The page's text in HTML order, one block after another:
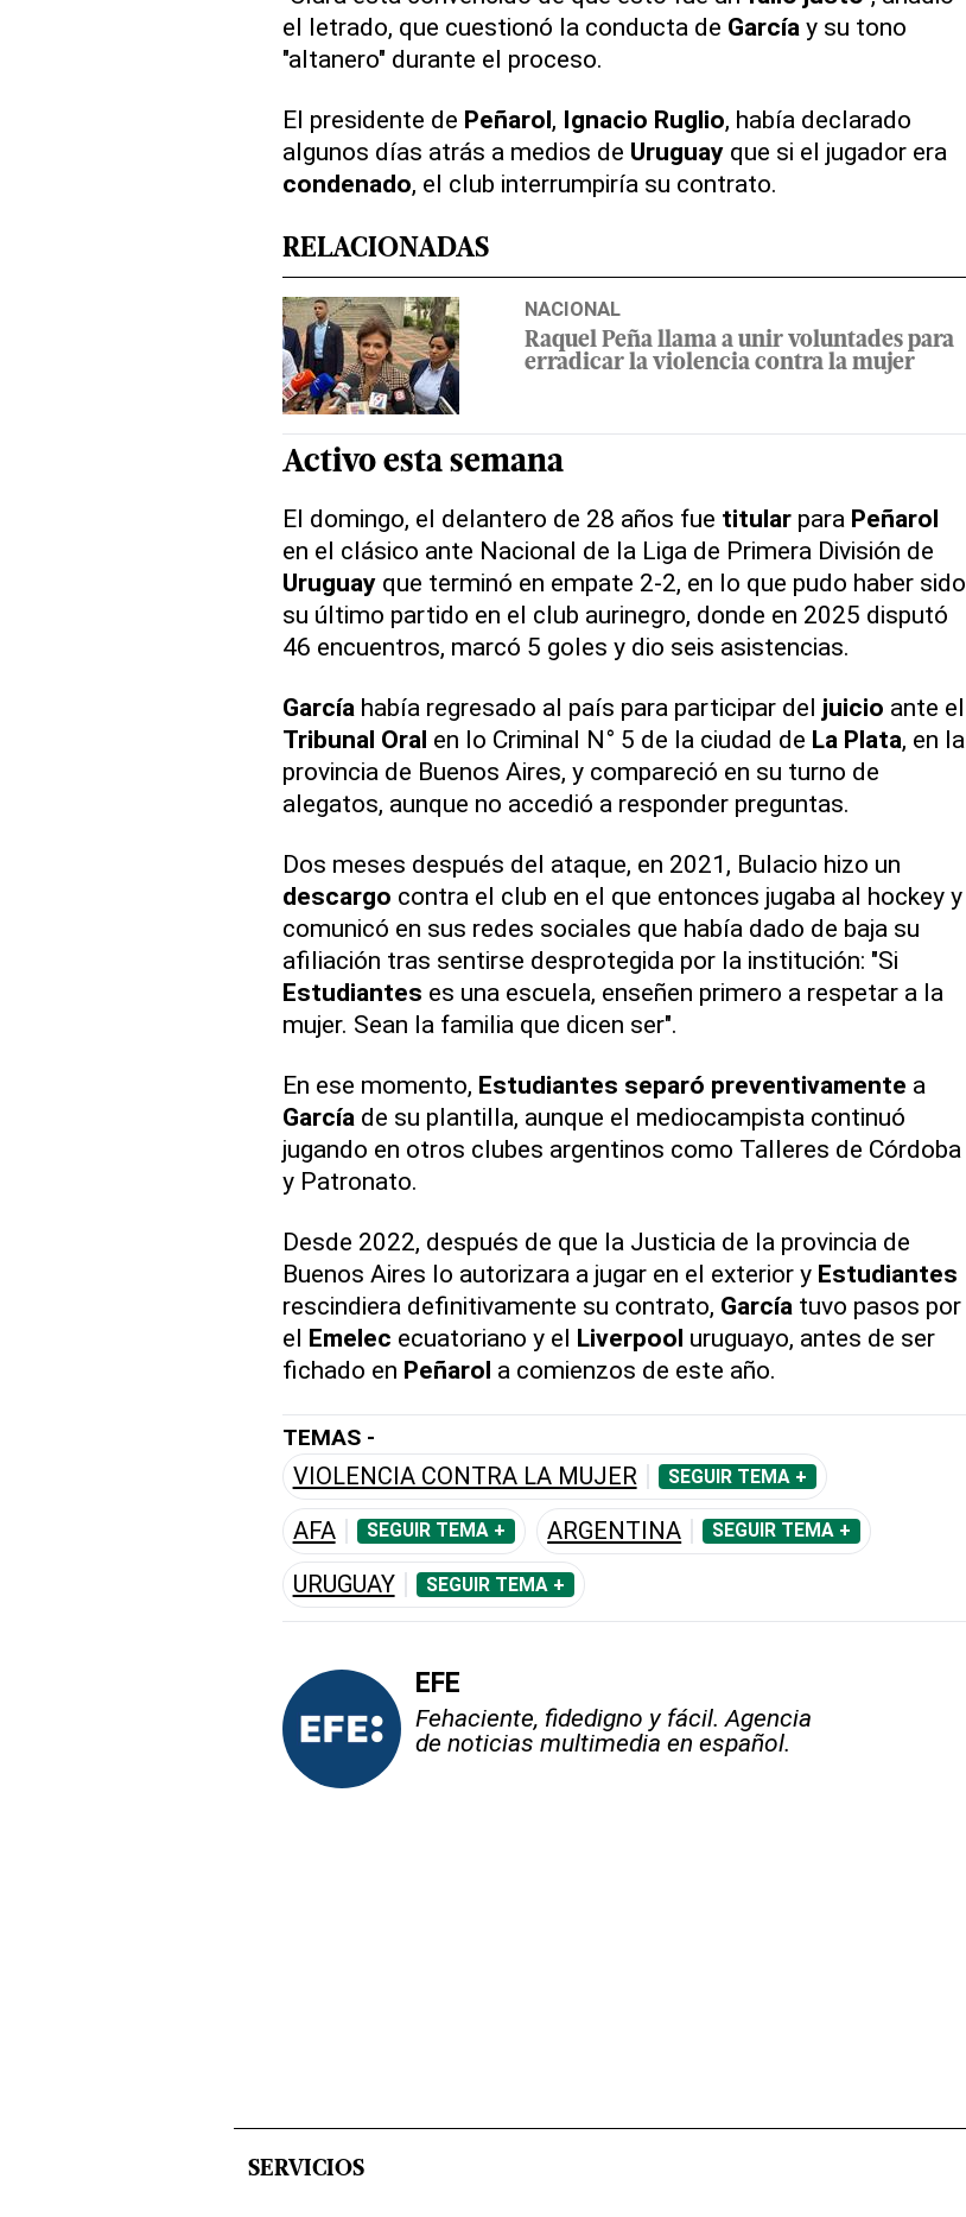
el letrado, que cuestionó la conducta de Garcíay su tono
"altanero" durante el proceso.
El presidente de Peñarol, Ignacio Ruglio, había declarado
algunos días atrás a medios de Uruguayque si el jugador era
condenado, el club interrumpiría su contrato.
RELACIONADAS
NACIONAL
Raquel Peña llama a unir voluntades para
erradicar la violencia contra la mujer
Activo esta semana
El domingo, el delantero de 28 años fue titularpara Peñarol
en el clásico ante Nacional de la Liga de Primera División de
Uruguayque terminó en empate 2-2, en lo que pudo haber sido
su último partido en el club aurinegro, donde en 2025 disputó
46 encuentros, marcó 5 goles y dio seis asistencias.
Garcíahabía regresado al país para participar del juicio ante el
Tribunal Oral en lo Criminal N° 5 de la ciudad de La Plata, en la
provincia de Buenos Aires, y compareció en su turno de
alegatos, aunque no accedió a responder preguntas.
Dos meses después del ataque, en 2021, Bulacio hizo un
descargo contra el club en el que entonces jugaba al hockey y
comunicó en sus redes sociales que había dado de baja su
afiliación tras sentirse desprotegida por la institución: "Si
Estudiantes es una escuela, enseñen primero a respetar a la
mujer. Sean la familia que dicen ser".
En ese momento, Estudiantes separó preventivamente a
Garcíade su plantilla, aunque el mediocampista continuó
jugando en otros clubes argentinos como Talleres de Córdoba
y Patronato.
Desde 2022, después de que la Justicia de la provincia de
Buenos Aires lo autorizara a jugar en el exterior y Estudiantes
rescindiera definitivamente su contrato, Garcíatuvo pasos por
el Emelec ecuatoriano y el Liverpool uruguayo, antes de ser
fichado en Peñarol a comienzos de este año.
TEMAS -
VIOLENCIA CONTRA LA MUJER SEGUIR TEMA +
AFA SEGUIR TEMA + ARGENTINA SEGUIR TEMA +
URUGUAY SEGUIR TEMA +
EFE
Fehaciente, fidedigno y fácil. Agencia
de noticias multimedia en español.
SERVICIOS